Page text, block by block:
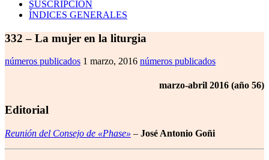
SUSCRIPCIÓN
ÍNDICES GENERALES
332 – La mujer en la liturgia
números publicados 1 marzo, 2016 números publicados
marzo-abril 2016 (año 56)
Editorial
Reunión del Consejo de «Phase» – José Antonio Goñi